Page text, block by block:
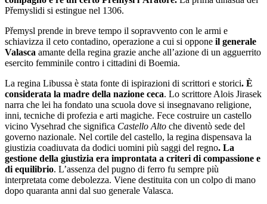
Přemyslidi si estingue nel 1306.
Přemysl prende in breve tempo il sopravvento con le armi e
schiavizza il ceto contadino, operazione a cui si oppone il generale
Valasca amante della regina grazie anche all’azione di un agguerrito
esercito femminile contro i cittadini di Boemia.
La regina Libussa è stata fonte di ispirazioni di scrittori e storici. È
considerata la madre della nazione ceca. Lo scrittore Alois Jirasek
narra che lei ha fondato una scuola dove si insegnavano religione,
inni, tecniche di profezia e arti magiche. Fece costruire un castello
vicino Vysehrad che significa Castello Alto che diventò sede del
governo nazionale. Nel cortile del castello, la regina dispensava la
giustizia coadiuvata da dodici uomini più saggi del regno. La
gestione della giustizia era improntata a criteri di compassione e
di equilibrio. L’assenza del pugno di ferro fu sempre più
interpretata come debolezza. Viene destituita con un colpo di mano
dopo quaranta anni dal suo generale Valasca.